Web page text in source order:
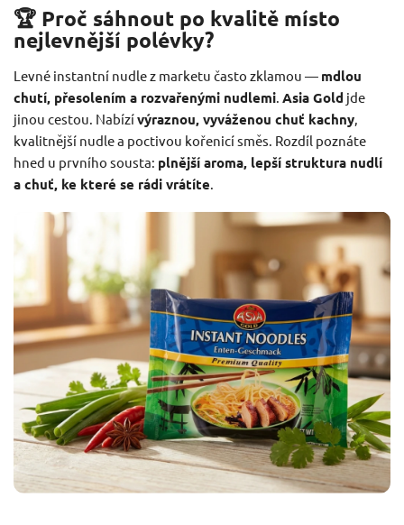
🏆 Proč sáhnout po kvalitě místo
nejlevnější polévky?
Levné instantní nudle z marketu často zklamou — mdlou
chutí, přesolením a rozvařenými nudlemi. Asia Gold jde
jinou cestou. Nabízívýraznou, vyváženou chuť kachny,
kvalitnější nudle a poctivou kořenicí směs. Rozdíl poznáte
hned u prvního sousta: plnější aroma, lepší struktura nudlí
a chuť, ke které se rádi vrátíte.